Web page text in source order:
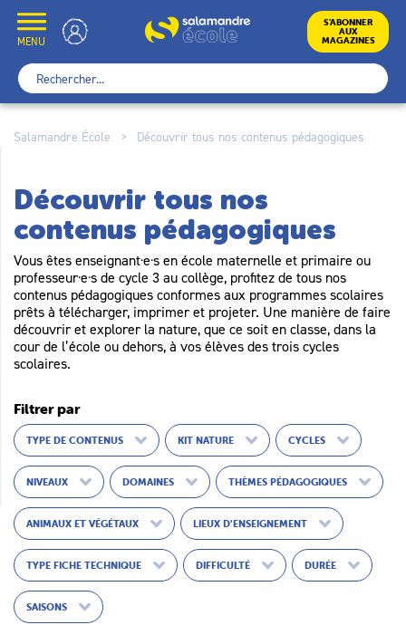
content
MENU
École S’ABONNER
AUX
MAGAZINES
Rechercher :
Salamandre École > Découvrir tous nos contenus pédagogiques
Découvrir tous nos
contenus pédagogiques
Vous êtes enseignant·e·s en école maternelle et primaire ou
professeur·e·s de cycle 3 au collège, profitez de tous nos
contenus pédagogiques conformes aux programmes scolaires
prêts à télécharger, imprimer et projeter. Une manière de faire
découvrir et explorer la nature, que ce soit en classe, dans la
cour de l’école ou dehors, à vos élèves des trois cycles
scolaires.
Filtrer par
TYPE DE CONTENUS KIT NATURE CYCLES
NIVEAUX DOMAINES THÈMES PÉDAGOGIQUES
ANIMAUX ET VÉGÉTAUX LIEUX D’ENSEIGNEMENT
TYPE FICHE TECHNIQUE DIFFICULTÉ DURÉE
SAISONS